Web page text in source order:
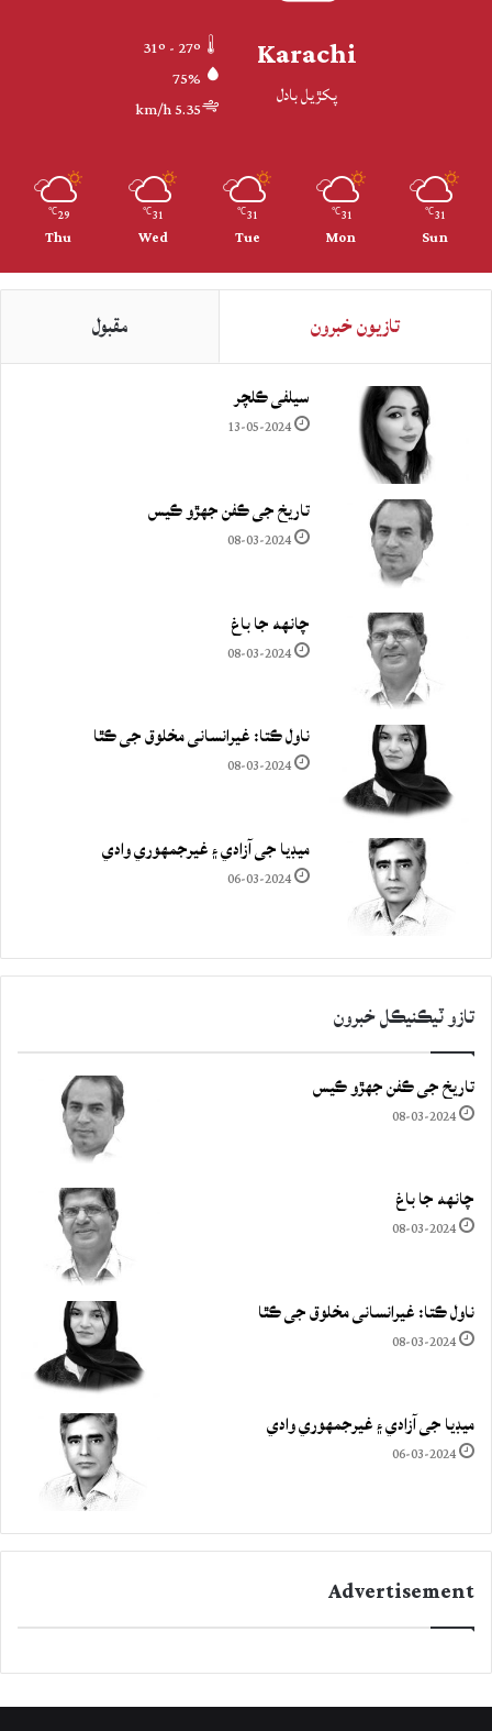
Karachi
پکڙيل بادل
75%
5.35 km/h
31
℃
Sun
31
℃
Mon
31
℃
Tue
31
℃
Wed
29
℃
Thu
تازيون خبرون مقبول
سيلفي ڪلچر
13-05-2024
تاريخ جي ڪفن جھڙو ڪيس
08-03-2024
چانهه جا باغ
08-03-2024
ناول ڪتا: غيرانساني مخلوق جي ڪٿا
08-03-2024
ميڊيا جي آزادي ۽ غيرجمھوري وادي
06-03-2024
تازو ٽيڪنيڪل خبرون
تاريخ جي ڪفن جھڙو ڪيس
08-03-2024
چانهه جا باغ
08-03-2024
ناول ڪتا: غيرانساني مخلوق جي ڪٿا
08-03-2024
ميڊيا جي آزادي ۽ غيرجمھوري وادي
06-03-2024
Advertisement